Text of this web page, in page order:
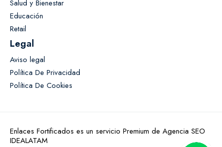
Salud y Bienestar
Educación
Retail
Legal
Aviso legal
Política De Privacidad
Política De Cookies
Enlaces Fortificados es un servicio Premium de Agencia SEO
IDEALATAM